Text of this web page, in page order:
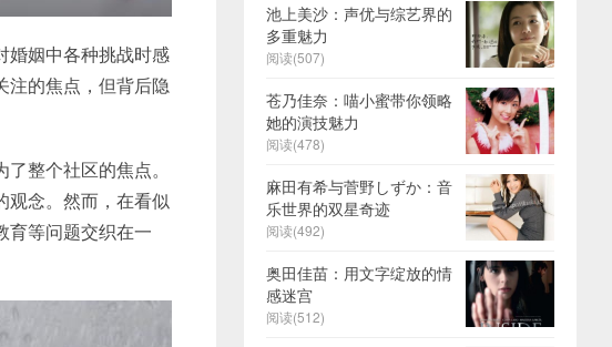
婚姻中各种挑战时感
注的焦点，但背后隐
整个社区的焦点。
观念。然而，在看似
育等问题交织在一
池上美沙：声优与综艺界的
多重魅力
阅读(507)
苍乃佳奈：喵小蜜带你领略
她的演技魅力
阅读(478)
麻田有希与菅野しずか：音
乐世界的双星奇迹
阅读(492)
奥田佳苗：用文字绽放的情
感迷宫
阅读(512)